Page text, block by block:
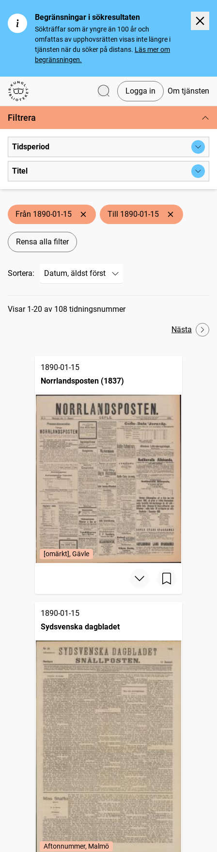
Begränsningar i sökresultaten
Sökträffar som är yngre än 100 år och
omfattas av upphovsrätten visas inte längre i
tjänsten när du söker på distans. Läs mer om
begränsningen.
Svenska tidningar
Logga in Om tjänsten
Filtrera
Tidsperiod
Titel
Från 1890-01-15 Till 1890-01-15
Rensa alla filter
Sortera:
Sökresultat
Visar 1-20 av 108 tidningsnummer
Nästa
1890-01-15
Norrlandsposten (1837)
[omärkt], Gävle
1890-01-15
Sydsvenska dagbladet
Aftonnummer, Malmö